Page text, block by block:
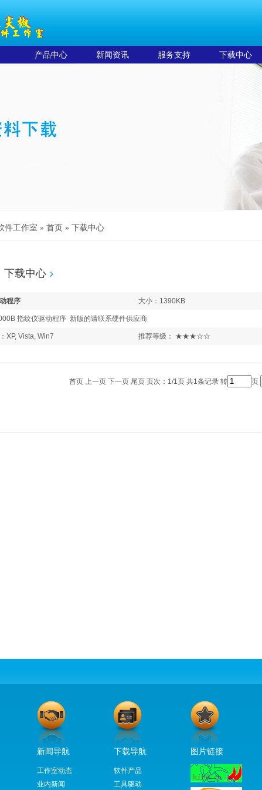
产品中心 新闻资讯 服务支持 下载中心
件工作室 » 首页 » 下载中心
下载中心
程序 大小：1390KB
指纹仪驱动程序 新版的请联系硬件供应商
XP, Vista, Win7 推荐等级： ★★★☆☆
首页 上一页 下一页 尾页 页次：1/1页 共1条记录 转 页
新闻导航
工作室动态
业内新闻
下载导航
软件产品
工具驱动
图片链接